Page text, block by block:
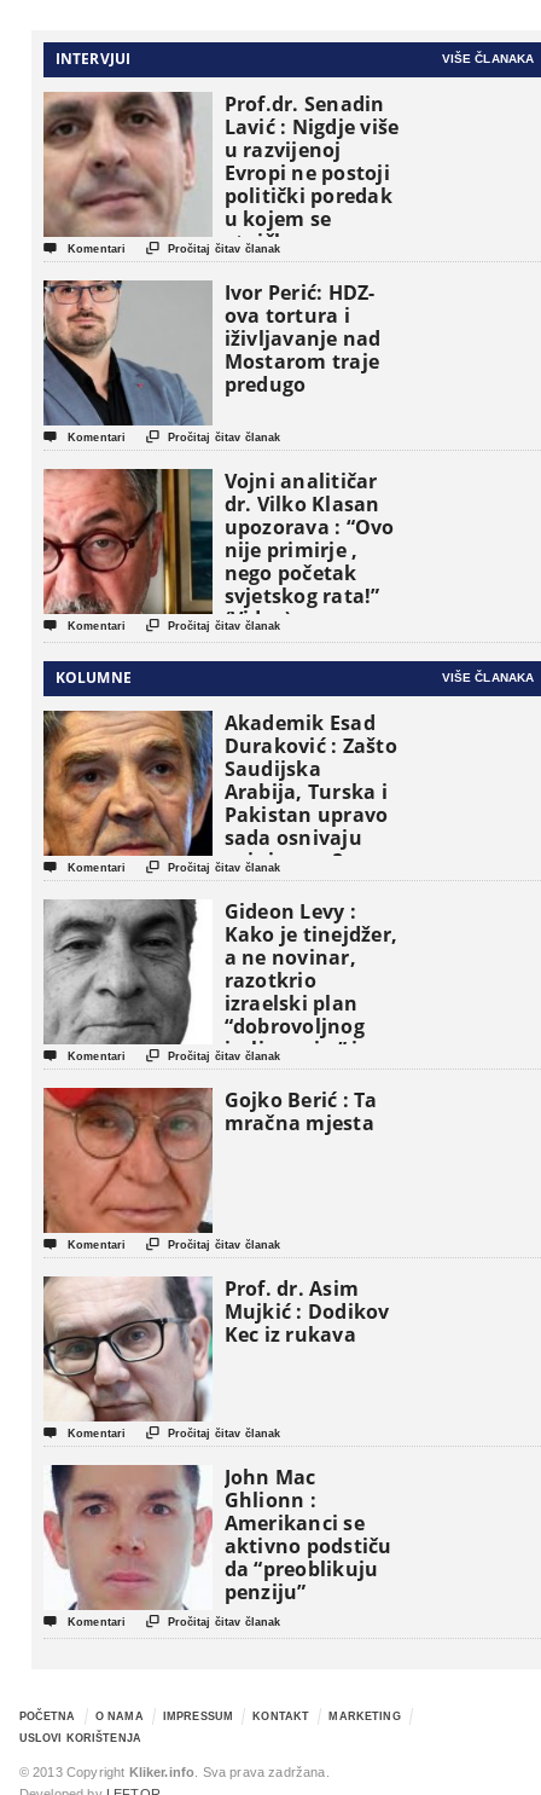
INTERVJUI VIŠE ČLANAKA
Prof.dr. Senadin
Lavić : Nigdje više
u razvijenoj
Evropi ne postoji
politički poredak
u kojem se
etničke grupe
pojavljuju kao
osnovne
političke jedinice
 Komentari  Pročitaj čitav članak
Ivor Perić: HDZ-
ova tortura i
iživljavanje nad
Mostarom traje
predugo
 Komentari  Pročitaj čitav članak
Vojni analitičar
dr. Vilko Klasan
upozorava : “Ovo
nije primirje ,
nego početak
svjetskog rata!”
(Video)
 Komentari  Pročitaj čitav članak
KOLUMNE VIŠE ČLANAKA
Akademik Esad
Duraković : Zašto
Saudijska
Arabija, Turska i
Pakistan upravo
sada osnivaju
vojni savez?
 Komentari  Pročitaj čitav članak
Gideon Levy :
Kako je tinejdžer,
a ne novinar,
razotkrio
izraelski plan
“dobrovoljnog
iseljavanja ” iz
Gaze
 Komentari  Pročitaj čitav članak
Gojko Berić : Ta
mračna mjesta
 Komentari  Pročitaj čitav članak
Prof. dr. Asim
Mujkić : Dodikov
Kec iz rukava
 Komentari  Pročitaj čitav članak
John Mac
Ghlionn :
Amerikanci se
aktivno podstiču
da “preoblikuju
penziju”
 Komentari  Pročitaj čitav članak
POČETNA O NAMA IMPRESSUM KONTAKT
MARKETING
USLOVI KORIŠTENJA
© 2013 Copyright Kliker.info . Sva prava zadržana.